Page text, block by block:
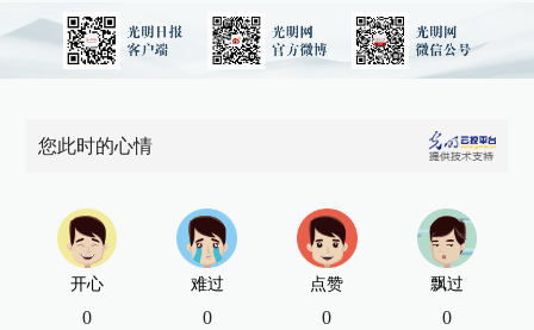
您此时的心情
开心
0
难过
0
点赞
0
飘过
0